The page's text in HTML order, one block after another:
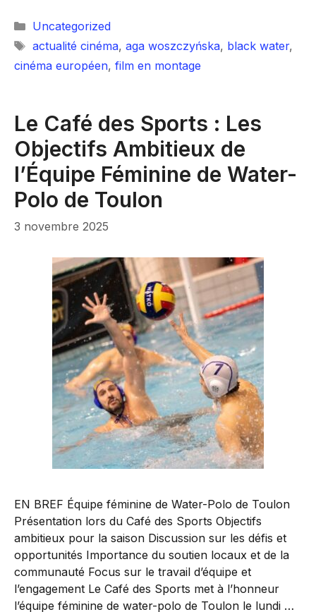
Catégories
Uncategorized
Étiquettes
actualité cinéma, aga woszczyńska, black water,
cinéma européen, film en montage
Le Café des Sports : Les
Objectifs Ambitieux de
l’Équipe Féminine de Water-
Polo de Toulon
3 novembre 2025
EN BREF Équipe féminine de Water-Polo de Toulon
Présentation lors du Café des Sports Objectifs
ambitieux pour la saison Discussion sur les défis et
opportunités Importance du soutien locaux et de la
communauté Focus sur le travail d’équipe et
l’engagement Le Café des Sports met à l’honneur
l’équipe féminine de water-polo de Toulon le lundi …